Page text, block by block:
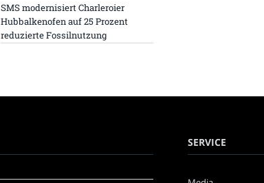
SMS modernisiert Charleroier
Hubbalkenofen auf 25 Prozent
reduzierte Fossilnutzung
SERVICE